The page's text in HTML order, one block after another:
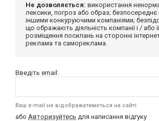
Не дозволяється: використання
лексики, погроз або образ; безпосереднє
іншими конкуруючими компаніями;
що ображають діяльність компанії і / або
розміщення посилань на сторонні
реклама та самореклама.
Введіть email:
Ваш e-mail не відображатиметься на сайті
або Авторизуйтесь для написання відгуку